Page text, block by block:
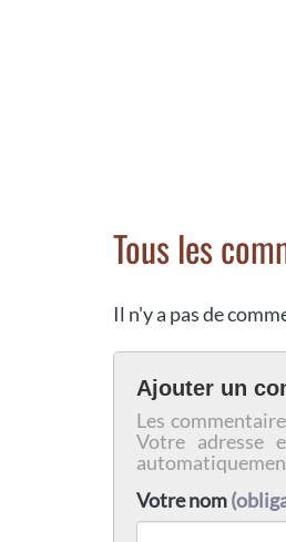
Tous les
Il n'y a pas de
Ajouter un
Les
Votre adresse
Votre nom